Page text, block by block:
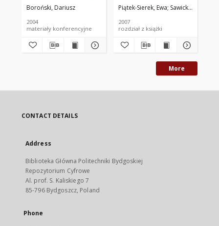
zmęczeniowych
Boroński, Dariusz
2004
materiały konferencyjne
przegląd zagadnienia
Piątek-Sierek, Ewa Sawicki, Jerzy
2007
rozdział z książki
More
CONTACT DETAILS
Address
Biblioteka Główna Politechniki Bydgoskiej
Repozytorium Cyfrowe
Al. prof. S. Kaliskiego 7
85-796 Bydgoszcz, Poland
Phone